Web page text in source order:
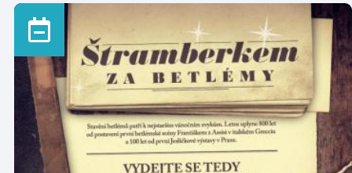
PŘÍBOR, můžete se dále těšit na tradiční domácí
občerstvení, slosovatelnou hru o ceny a mnoho dalšího.
Předprodej vstupenek a večeří od 8.1.2024, u p. Jitky
Monsportové v papírnictví Bonifác, denně 9-12 a 13-16
hod. Tel. 608 459 827(Volat prosíme pouze v pracovní
době) www.pribor.kdu.cz